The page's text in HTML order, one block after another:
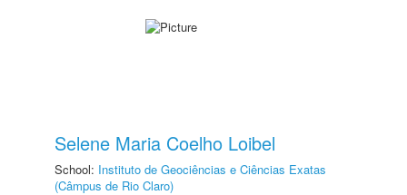
Selene Maria Coelho Loibel
School: Instituto de Geociências e Ciências Exatas
(Câmpus de Rio Claro)